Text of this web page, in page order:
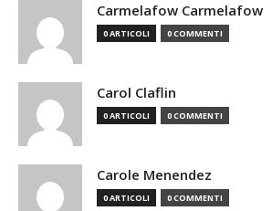
Carmelafow Carmelafow
0 ARTICOLI 0 COMMENTI
Carol Claflin
0 ARTICOLI 0 COMMENTI
Carole Menendez
0 ARTICOLI 0 COMMENTI